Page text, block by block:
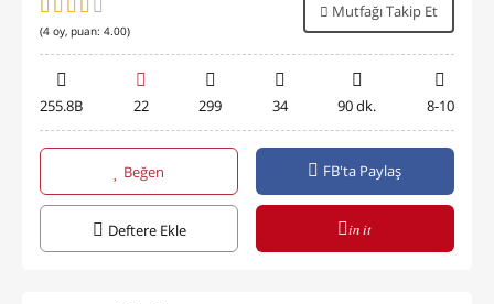
(4 oy, puan: 4.00)
Mutfağı Takip Et
255.8B 22 299 34 90 dk. 8-10
Beğen FB'ta Paylaş
Deftere Ekle in it